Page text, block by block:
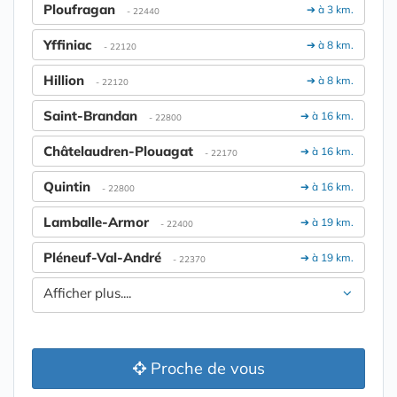
➔ à 3 km.
Ploufragan - 22440
➔ à 8 km.
Yffiniac - 22120
➔ à 8 km.
Hillion - 22120
➔ à 16 km.
Saint-Brandan - 22800
➔ à 16 km.
Châtelaudren-Plouagat - 22170
➔ à 16 km.
Quintin - 22800
➔ à 19 km.
Lamballe-Armor - 22400
➔ à 19 km.
Pléneuf-Val-André - 22370
Afficher plus....
Proche de vous